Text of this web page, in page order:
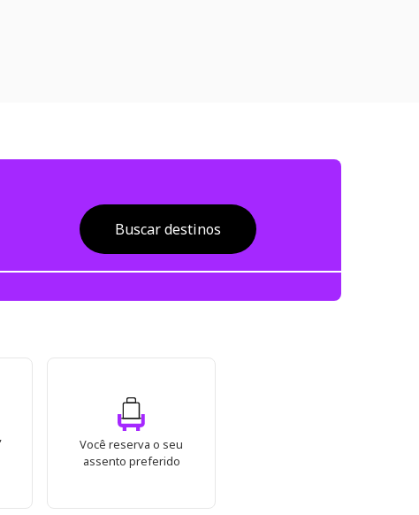
Buscar destinos
Você reserva o seu
assento preferido